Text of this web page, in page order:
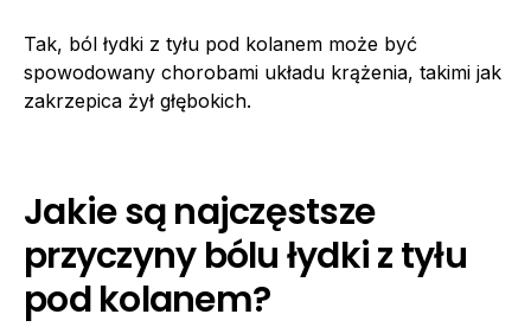
Tak, ból łydki z tyłu pod kolanem może być
spowodowany chorobami układu krążenia, takimi jak
zakrzepica żył głębokich.
Jakie są najczęstsze
przyczyny bólu łydki z tyłu
pod kolanem?